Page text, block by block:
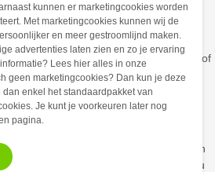
daar de beschikking hadden over
Tegenwoordig zien we steeds
over een luxe espresso
overheerlijke espresso, cappuccino of
kunnen genieten van kwaliteit, biedt
allemaal specifieke kenmerken en
design. De apparaten worden bij u
kunnen er marketingcookies worden
Met marketingcookies kunnen wij de
en meer gestroomlijnd maken.
advertenties laten zien en zo je ervaring
Lees hier alles in onze
geen marketingcookies? Dan kun je deze
dan enkel het standaardpakket van
Je kunt je voorkeuren later nog
pagina.